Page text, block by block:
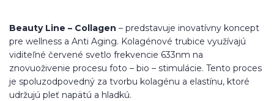
Beauty Line – Collagen – predstavuje inovatívny koncept
pre wellness a Anti Aging. Kolagénové trubice využívajú
viditeľné červené svetlo frekvencie 633nm na
znovuoživenie procesu foto – bio – stimulácie. Tento proces
je spoluzodpovedný za tvorbu kolagénu a elastínu, ktoré
udržujú pleť napätú a hladkú.